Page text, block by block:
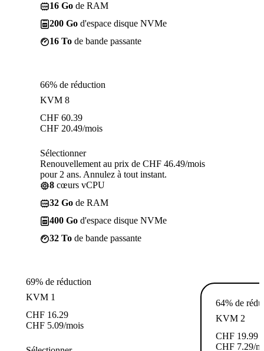
16 Go de RAM
200 Go d'espace disque NVMe
16 To de bande passante
66% de réduction
KVM 8
CHF 60.39
CHF 20.49/mois
Sélectionner
Renouvellement au prix de CHF 46.49/mois
pour 2 ans. Annulez à tout instant.
8 cœurs vCPU
32 Go de RAM
400 Go d'espace disque NVMe
32 To de bande passante
69% de réduction
KVM 1
CHF 16.29
CHF 5.09/mois
64% de
KVM 2
CHF 19.99
CHF 7.29/